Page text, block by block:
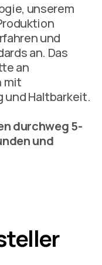
unserem
und
an. Das
an
mit
Haltbarkeit.
durchweg 5-
und